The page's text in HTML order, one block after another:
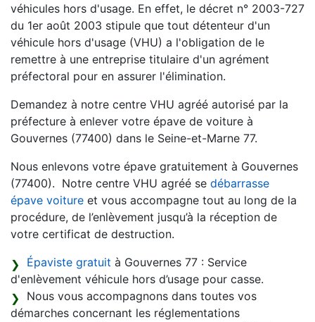
véhicules hors d'usage. En effet, le décret n° 2003-727
du 1er août 2003 stipule que tout détenteur d'un
véhicule hors d'usage (VHU) a l'obligation de le
remettre à une entreprise titulaire d'un agrément
préfectoral pour en assurer l'élimination.
Demandez à notre centre VHU agréé autorisé par la
préfecture à enlever votre épave de voiture à
Gouvernes (77400) dans le Seine-et-Marne 77.
Nous enlevons votre épave gratuitement à Gouvernes
(77400). Notre centre VHU agréé se débarrasse
épave voiture et vous accompagne tout au long de la
procédure, de l’enlèvement jusqu’à la réception de
votre certificat de destruction.
Épaviste gratuit à Gouvernes 77 : Service
d'enlèvement véhicule hors d’usage pour casse.
Nous vous accompagnons dans toutes vos
démarches concernant les réglementations